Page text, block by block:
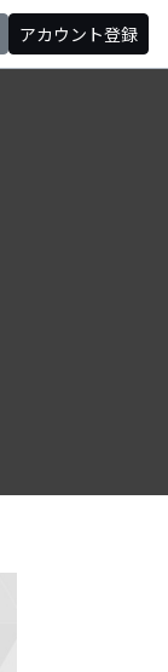
アカウント登録